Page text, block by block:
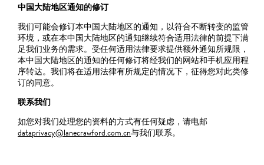
中国大陆地区通知的修订
我们可能会修订本中国大陆地区的通知，以符合不断转变的监管
环境，或在本中国大陆地区的通知继续符合适用法律的前提下满
足我们业务的需求。受任何适用法律要求提供额外通知所规限，
本中国大陆地区的通知的任何修订将经我们的网站和手机应用程
序转达。我们将在适用法律有所规定的情况下，征得您对此类修
订的同意。
联系我们
如您对我们处理您的资料的方式有任何疑虑，请电邮
dataprivacy@lanecrawford.com.cn与我们联系。